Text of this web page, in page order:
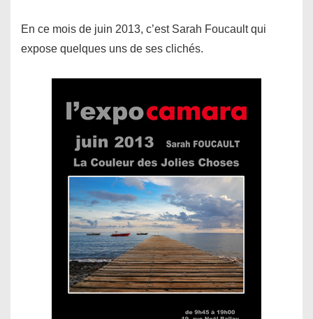
En ce mois de juin 2013, c’est Sarah Foucault qui
expose quelques uns de ses clichés.